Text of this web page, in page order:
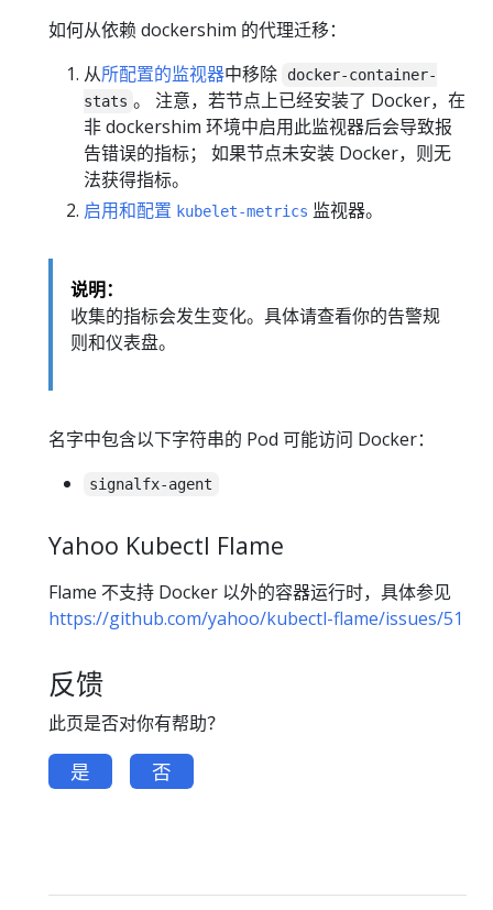
如何从依赖 dockershim 的代理迁移：
从所配置的监视器中移除
docker-container-
stats 。 注意，若节点上已经安装了 Docker，在
非 dockershim 环境中启用此监视器后会导致报
告错误的指标； 如果节点未安装 Docker，则无
法获得指标。
启用和配置 kubelet-metrics 监视器。
说明：
收集的指标会发生变化。具体请查看你的告警规
则和仪表盘。
名字中包含以下字符串的 Pod 可能访问 Docker：
signalfx-agent
Yahoo Kubectl Flame
Flame 不支持 Docker 以外的容器运行时，具体参见
https://github.com/yahoo/kubectl-flame/issues/51
反馈
此页是否对你有帮助？
是 否